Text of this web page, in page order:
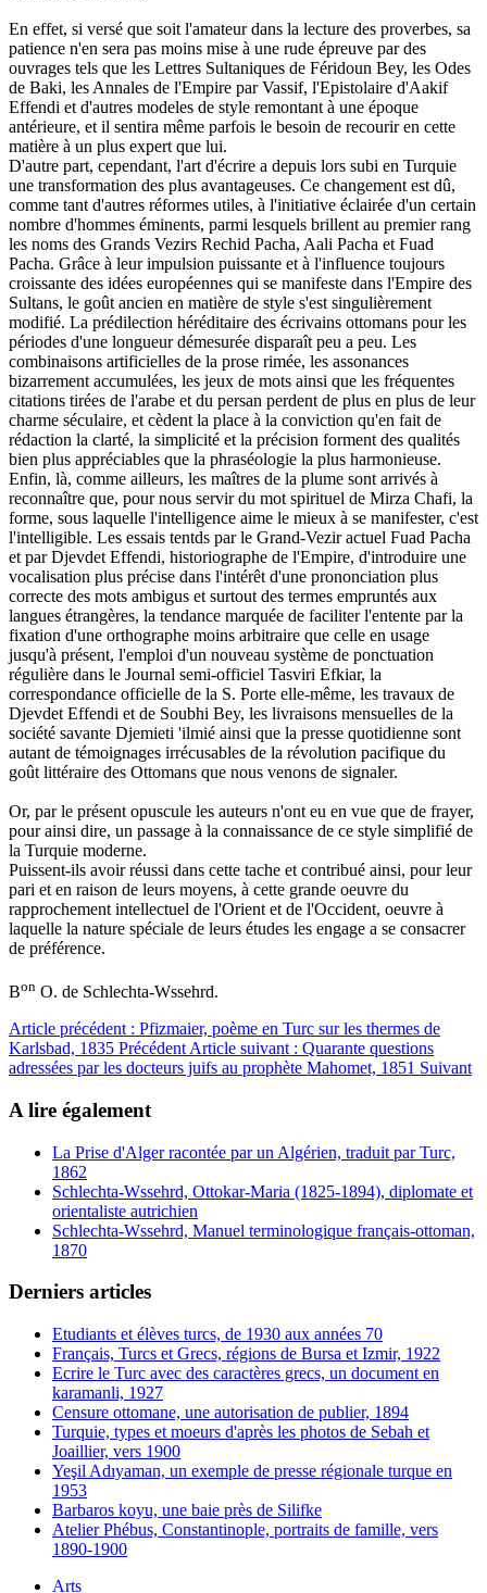
En effet, si versé que soit l'amateur dans la lecture des proverbes, sa
patience n'en sera pas moins mise à une rude épreuve par des
ouvrages tels que les Lettres Sultaniques de Féridoun Bey, les Odes
de Baki, les Annales de l'Empire par Vassif, l'Epistolaire d'Aakif
Effendi et d'autres modeles de style remontant à une époque
antérieure, et il sentira même parfois le besoin de recourir en cette
matière à un plus expert que lui.
D'autre part, cependant, l'art d'écrire a depuis lors subi en Turquie
une transformation des plus avantageuses. Ce changement est dû,
comme tant d'autres réformes utiles, à l'initiative éclairée d'un certain
nombre d'hommes éminents, parmi lesquels brillent au premier rang
les noms des Grands Vezirs Rechid Pacha, Aali Pacha et Fuad
Pacha. Grâce à leur impulsion puissante et à l'influence toujours
croissante des idées européennes qui se manifeste dans l'Empire des
Sultans, le goût ancien en matière de style s'est singulièrement
modifié. La prédilection héréditaire des écrivains ottomans pour les
périodes d'une longueur démesurée disparaît peu a peu. Les
combinaisons artificielles de la prose rimée, les assonances
bizarrement accumulées, les jeux de mots ainsi que les fréquentes
citations tirées de l'arabe et du persan perdent de plus en plus de leur
charme séculaire, et cèdent la place à la conviction qu'en fait de
rédaction la clarté, la simplicité et la précision forment des qualités
bien plus appréciables que la phraséologie la plus harmonieuse.
Enfin, là, comme ailleurs, les maîtres de la plume sont arrivés à
reconnaître que, pour nous servir du mot spirituel de Mirza Chafi, la
forme, sous laquelle l'intelligence aime le mieux à se manifester, c'est
l'intelligible. Les essais tentds par le Grand-Vezir actuel Fuad Pacha
et par Djevdet Effendi, historiographe de l'Empire, d'introduire une
vocalisation plus précise dans l'intérêt d'une prononciation plus
correcte des mots ambigus et surtout des termes empruntés aux
langues étrangères, la tendance marquée de faciliter l'entente par la
fixation d'une orthographe moins arbitraire que celle en usage
jusqu'à présent, l'emploi d'un nouveau système de ponctuation
régulière dans le Journal semi-officiel Tasviri Efkiar, la
correspondance officielle de la S. Porte elle-même, les travaux de
Djevdet Effendi et de Soubhi Bey, les livraisons mensuelles de la
société savante Djemieti 'ilmié ainsi que la presse quotidienne sont
autant de témoignages irrécusables de la révolution pacifique du
goût littéraire des Ottomans que nous venons de signaler.
Or, par le présent opuscule les auteurs n'ont eu en vue que de frayer,
pour ainsi dire, un passage à la connaissance de ce style simplifié de
la Turquie moderne.
Puissent-ils avoir réussi dans cette tache et contribué ainsi, pour leur
pari et en raison de leurs moyens, à cette grande oeuvre du
rapprochement intellectuel de l'Orient et de l'Occident, oeuvre à
laquelle la nature spéciale de leurs études les engage a se consacrer
de préférence.
Bon O. de Schlechta-Wssehrd.
Article précédent : Pfizmaier, poème en Turc sur les thermes de
Karlsbad, 1835 Précédent Article suivant : Quarante questions
adressées par les docteurs juifs au prophète Mahomet, 1851 Suivant
A lire également
La Prise d'Alger racontée par un Algérien, traduit par Turc,
1862
Schlechta-Wssehrd, Ottokar-Maria (1825-1894), diplomate et
orientaliste autrichien
Schlechta-Wssehrd, Manuel terminologique français-ottoman,
1870
Derniers articles
Etudiants et élèves turcs, de 1930 aux années 70
Français, Turcs et Grecs, régions de Bursa et Izmir, 1922
Ecrire le Turc avec des caractères grecs, un document en
karamanli, 1927
Censure ottomane, une autorisation de publier, 1894
Turquie, types et moeurs d'après les photos de Sebah et
Joaillier, vers 1900
Yeşil Adıyaman, un exemple de presse régionale turque en
1953
Barbaros koyu, une baie près de Silifke
Atelier Phébus, Constantinople, portraits de famille, vers
1890-1900
Arts